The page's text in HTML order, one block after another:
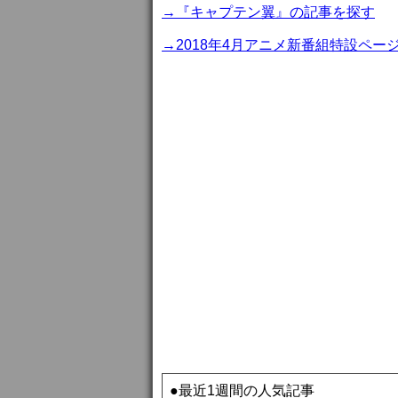
→『キャプテン翼』の記事を探す
→2018年4月アニメ新番組特設ペー
●最近1週間の人気記事